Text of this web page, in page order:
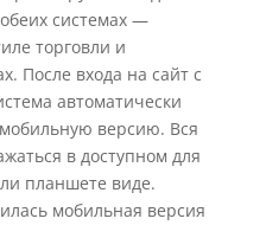
системах —
торговли и
После входа на сайт с
автоматически
версию. Вся
в доступном для
планшете виде.
мобильная версия